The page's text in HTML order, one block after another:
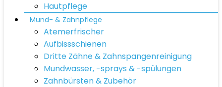
Hautpflege
Mund- & Zahnpflege
Atemerfrischer
Aufbissschienen
Dritte Zähne & Zahnspangenreinigung
Mundwasser, -sprays & -spülungen
Zahnbürsten & Zubehör